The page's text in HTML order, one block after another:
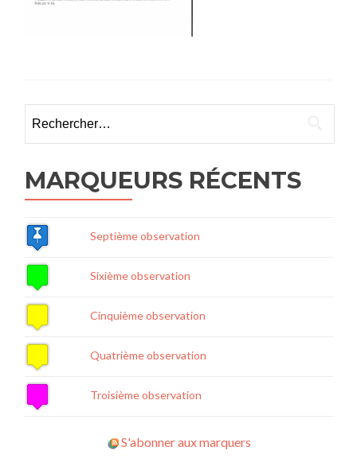
MARQUEURS RÉCENTS
Septième observation
Sixième observation
Cinquième observation
Quatrième observation
Troisième observation
S'abonner aux marquers